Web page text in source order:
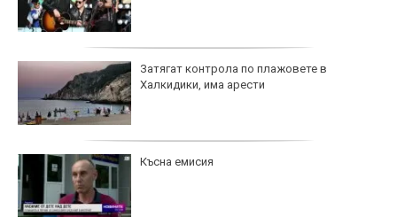
Затягат контрола по плажовете в
Халкидики, има арести
Късна емисия